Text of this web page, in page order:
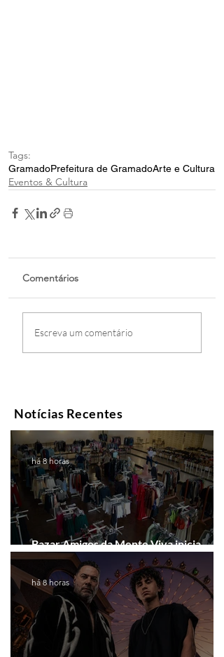
Tags:
GramadoPrefeitura de GramadoArte e Cultura
Eventos & Cultura
Comentários
Escreva um comentário
Notícias Recentes
Bazar Amigos da Mente Viva inicia
arrecadação em Gramado e Canela
há 8 horas
há 8 horas